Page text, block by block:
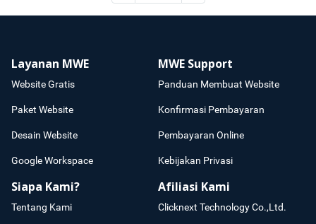
Layanan MWE
Website Gratis
Paket Website
Desain Website
Google Workspace
MWE Support
Panduan Membuat Website
Konfirmasi Pembayaran
Pembayaran Online
Kebijakan Privasi
Siapa Kami?
Tentang Kami
Afiliasi Kami
Clicknext Technology Co.,Ltd.